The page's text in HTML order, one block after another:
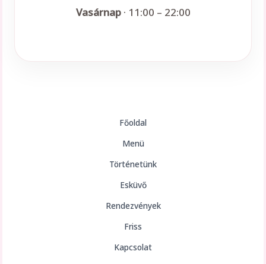
Vasárnap· 11:00 – 22:00
Főoldal
Menü
Történetünk
Esküvő
Rendezvények
Friss
Kapcsolat